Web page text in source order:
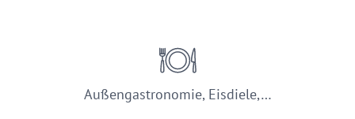
Außengastronomie, Eisdiele,…